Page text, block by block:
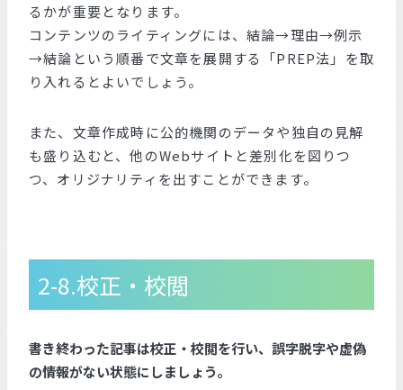
るかが重要となります。
コンテンツのライティングには、結論→理由→例示
→結論という順番で文章を展開する「PREP法」を取
り入れるとよいでしょう。
また、文章作成時に公的機関のデータや独自の見解
も盛り込むと、他のWebサイトと差別化を図りつ
つ、オリジナリティを出すことができます。
2-8.校正・校閲
書き終わった記事は校正・校閲を行い、誤字脱字や虚偽
の情報がない状態にしましょう。